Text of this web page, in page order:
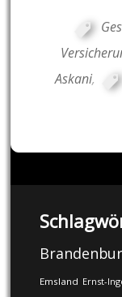
Askani,
Emsland Ernst-